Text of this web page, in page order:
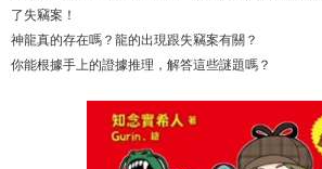
了失竊案！
神龍真的存在嗎？龍的出現跟失竊案有關？
你能根據手上的證據推理，解答這些謎題嗎？